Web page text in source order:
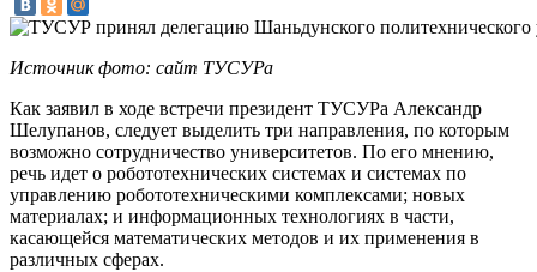
Источник фото: сайт ТУСУРа
Как заявил в ходе встречи президент ТУСУРа Александр
Шелупанов, следует выделить три направления, по которым
возможно сотрудничество университетов. По его мнению,
речь идет о робототехнических системах и системах по
управлению робототехническими комплексами; новых
материалах; и информационных технологиях в части,
касающейся математических методов и их применения в
различных сферах.